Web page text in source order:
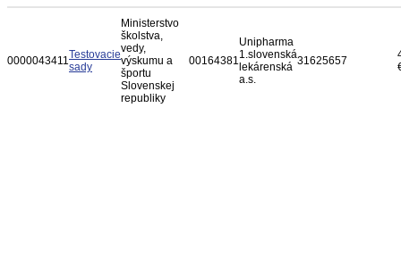
0000043411Testovacie
sady
Ministerstvo
školstva,
vedy,
výskumu a
športu
Slovenskej
republiky
00164381
Unipharma
1.slovenská
lekárenská
a.s.
31625657